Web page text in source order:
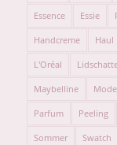
Essence Essie
Handcreme Haul
L'Oréal
Maybelline Mode
Parfum Peeling
Sommer Swatch